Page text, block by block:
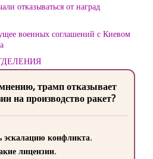
отказываться от наград
военных соглашений с Киевом
трамп отказывает
на производство ракет?
эскалацию конфликта.
лицензии.